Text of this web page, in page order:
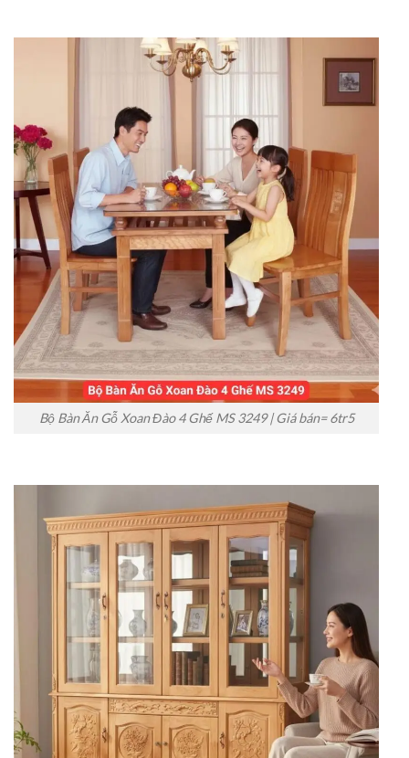
Bộ Bàn Ăn Gỗ Xoan Đào 4 Ghế MS 3249 | Giá bán= 6tr5